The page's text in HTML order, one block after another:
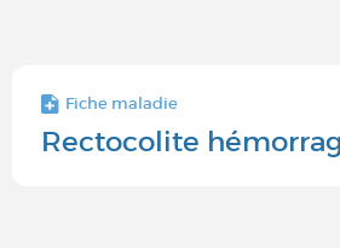
Fiche maladie
Rectocolite